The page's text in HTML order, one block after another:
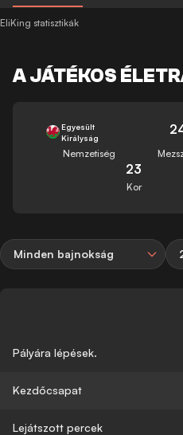
EliKing statisztikák
A JÁTÉKOS
Egyesült
Királyság
Nemzetiség
23
Kor
Minden bajnokság
Pályára lépések.
Kezdőcsapat
Lejátszott percek